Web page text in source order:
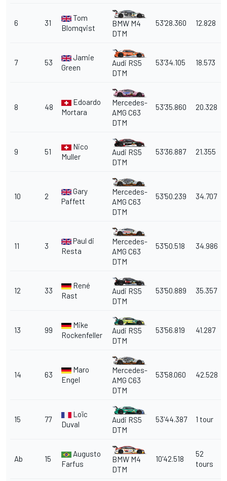
6 31
Tom
Blomqvist
BMW M4
DTM
53'28.360 12.828
7 53
Jamie
Green
Audi RS5
DTM
53'34.105 18.573
8 48
Edoardo
Mortara
Mercedes-
AMG C63
DTM
53'35.860 20.328
9 51
Nico
Muller
Audi RS5
DTM
53'36.887 21.355
10 2
Gary
Paffett
Mercedes-
AMG C63
DTM
53'50.239 34.707
11 3
Paul di
Resta
Mercedes-
AMG C63
DTM
53'50.518 34.986
12 33
René
Rast
Audi RS5
DTM
53'50.889 35.357
13 99
Mike
Rockenfeller
Audi RS5
DTM
53'56.819 41.287
14 63
Maro
Engel
Mercedes-
AMG C63
DTM
53'58.060 42.528
15 77
Loïc
Duval
Audi RS5
DTM
53'44.387 1 tour
Ab 15
Augusto
Farfus
BMW M4
DTM
10'42.518
52
tours